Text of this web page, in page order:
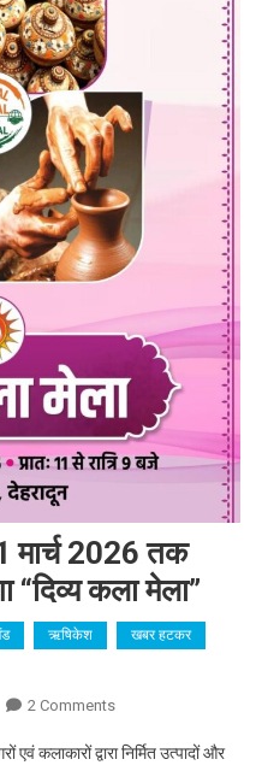
मार्च 2026 तक
“दिव्य कला मेला”
ऋषिकेश
खबर हटकर
2 CommentsOn
फरवरी
कलाकारों द्वारा निर्मित उत्पादों और